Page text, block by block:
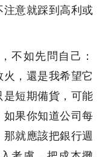
意就踩到高利或
不如先問自己：
火，還是我希望它
是短期備貨，可能
如果你知道公司每
就應該把銀行週